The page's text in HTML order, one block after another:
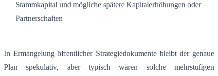
Stammkapital und mögliche spätere Kapitalerhöhungen oder
Partnerschaften
In Ermangelung öffentlicher Strategiedokumente bleibt der genaue
Plan spekulativ, aber typisch wären solche mehrstufigen